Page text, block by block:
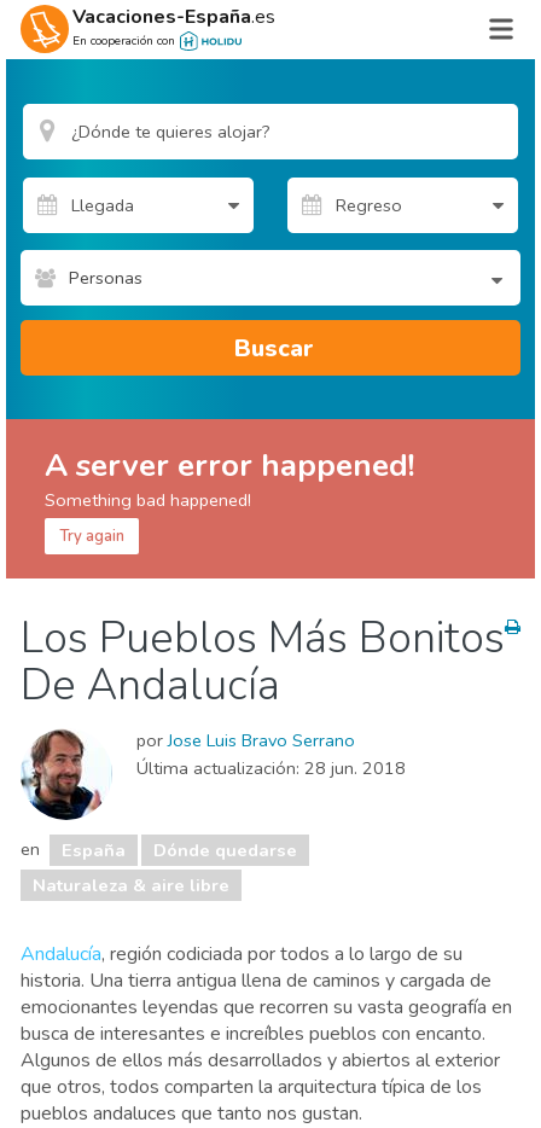
Vacaciones-España.es
En cooperación con
Personas
Buscar
A server error happened!
Something bad happened!
Try again
Agenda de eventos
Comida & Restaurantes
Compras
Deporte & aventura
Naturaleza & aire libre
Playas
Vida nocturna & Bares
Los Pueblos Más Bonitos
De Andalucía
porJose Luis Bravo Serrano
Última actualización: 28 jun. 2018
en España
Dónde quedarse
Naturaleza & aire libre
Andalucía, región codiciada por todos a lo largo de su
historia. Una tierra antigua llena de caminos y cargada de
emocionantes leyendas que recorren su vasta geografía en
busca de interesantes e increíbles pueblos con encanto.
Algunos de ellos más desarrollados y abiertos al exterior
que otros, todos comparten la arquitectura típica de los
pueblos andaluces que tanto nos gustan.